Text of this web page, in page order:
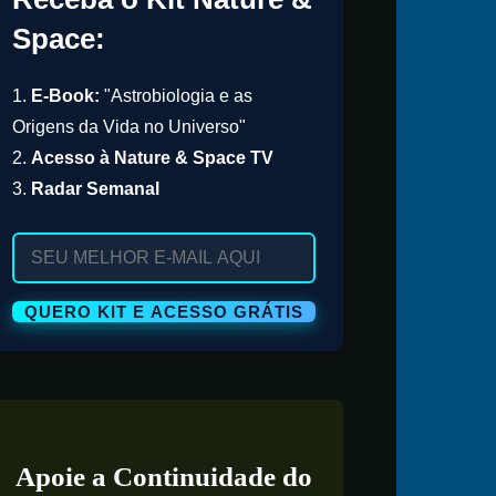
Space:
1. E-Book: "Astrobiologia e as
Origens da Vida no Universo"
2. Acesso à Nature & Space TV
3. Radar Semanal
Apoie a Continuidade do